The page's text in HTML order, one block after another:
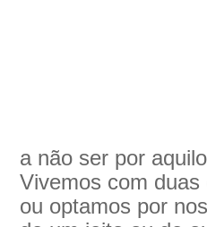
a não ser por
Vivemos com
ou optamos por